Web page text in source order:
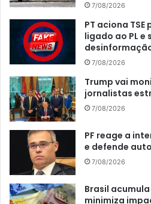
7/08/2026
PT aciona
ligado ao PL e
7/08/2026
Trump vai
jornalistas
7/08/2026
PF reage a
e defende
7/08/2026
Brasil
minimiza